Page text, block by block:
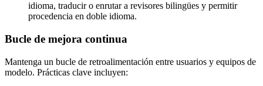
idioma, traducir o enrutar a revisores bilingües y permitir
procedencia en doble idioma.
Bucle de mejora continua
Mantenga un bucle de retroalimentación entre usuarios y equipos de
modelo. Prácticas clave incluyen: